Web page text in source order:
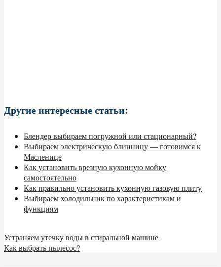
Другие интересные статьи:
Блендер выбираем погружной или стационарный?
Выбираем электрическую блинницу — готовимся к
Масленице
Как установить врезную кухонную мойку
самостоятельно
Как правильно установить кухонную газовую плиту
Выбираем холодильник по характеристикам и
функциям
Устраняем утечку воды в стиральной машине
Как выбрать пылесос?